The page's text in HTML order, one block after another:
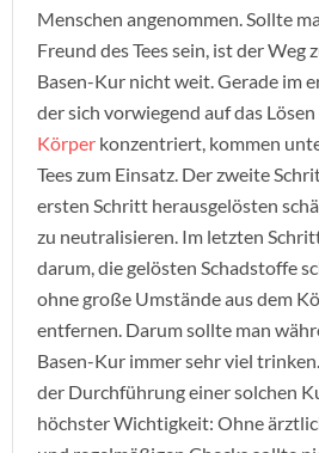
Menschen angenommen. Sollte
Freund des Tees sein, ist der Weg
Basen-Kur nicht weit. Gerade im
der sich vorwiegend auf das
Körper konzentriert, kommen
Tees zum Einsatz. Der zweite
ersten Schritt herausgelösten
zu neutralisieren. Im letzten
darum, die gelösten Schadstoffe
ohne große Umstände aus dem
entfernen. Darum sollte man
Basen-Kur immer sehr viel
der Durchführung einer solchen
höchster Wichtigkeit: Ohne